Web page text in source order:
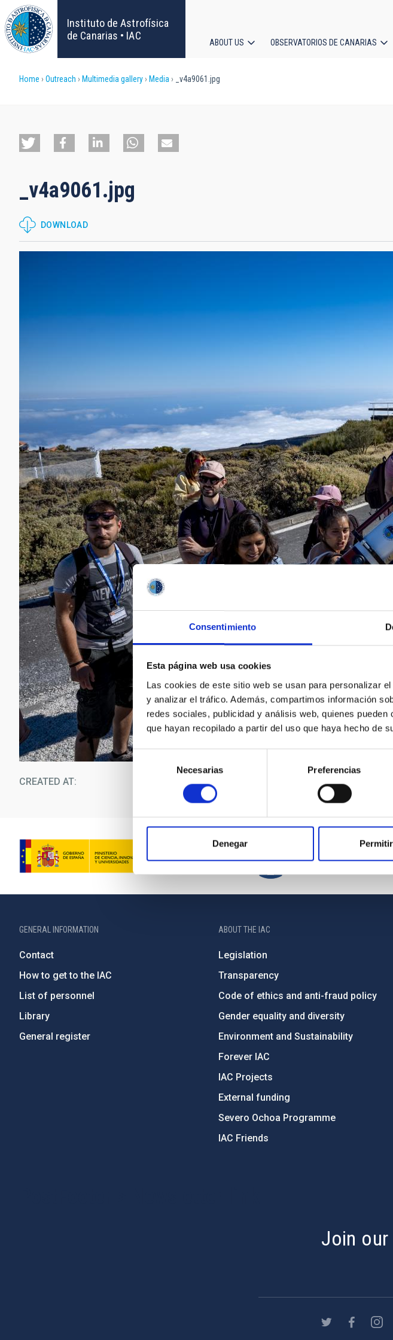
Consentimiento
Esta página web usa cookies
Las cookies de este sitio web se usan para personalizar
y analizar el tráfico. Además, compartimos información
redes sociales, publicidad y análisis web, quienes
que hayan recopilado a partir del uso que haya hecho de
Selección
consentimiento
Necesarias Preferencias
Denegar
Skip
to
main
content
Instituto de Astrofísica
de Canarias • IAC
navigation
ABOUT US OBSERVATORIOS DE CANARIAS
Breadcrumb
Home Outreach Multimedia gallery Media _v4a9061.jpg
_v4a9061.jpg
DOWNLOAD
CREATED AT
GENERAL INFORMATION
Contact
How to get to the IAC
List of personnel
Library
General register
ABOUT THE IAC
Legislation
Transparency
Code of ethics and anti-fraud policy
Gender equality and diversity
Environment and Sustainability
Forever IAC
IAC Projects
External funding
Severo Ochoa Programme
IAC Friends
Join